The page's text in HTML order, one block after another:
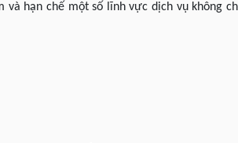
hạn chế một số lĩnh vực dịch vụ không